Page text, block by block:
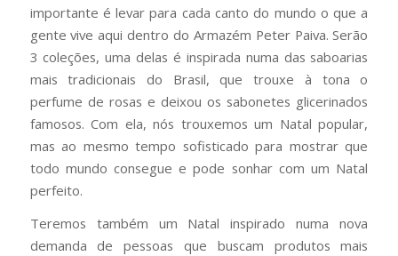
importante é levar para cada canto do mundo o que a
gente vive aqui dentro do Armazém Peter Paiva. Serão
3 coleções, uma delas é inspirada numa das saboarias
mais tradicionais do Brasil, que trouxe à tona o
perfume de rosas e deixou os sabonetes glicerinados
famosos. Com ela, nós trouxemos um Natal popular,
mas ao mesmo tempo sofisticado para mostrar que
todo mundo consegue e pode sonhar com um Natal
perfeito.
Teremos também um Natal inspirado numa nova
demanda de pessoas que buscam produtos mais